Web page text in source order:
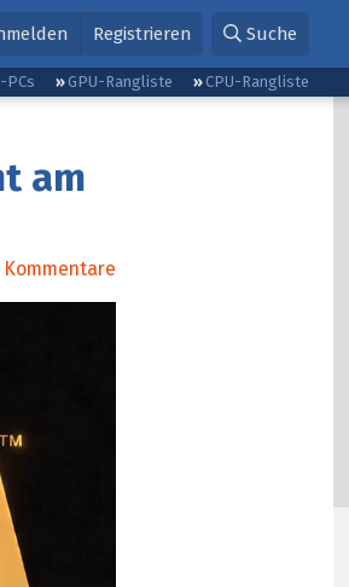
Registrieren Suche
PCs GPU-Rangliste CPU-Rangliste
am
Kommentare